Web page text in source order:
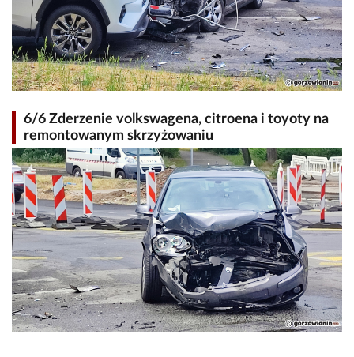
6/6 Zderzenie volkswagena, citroena i toyoty na
remontowanym skrzyżowaniu